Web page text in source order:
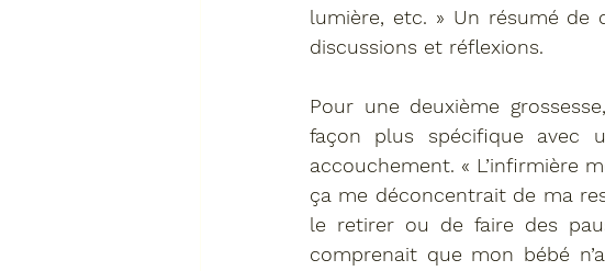
lumière, etc. » Un résumé
discussions et réflexions.
Pour une deuxième
façon plus spécifique avec
accouchement. « L’infirmière
ça me déconcentrait de ma
le retirer ou de faire des
comprenait que mon bébé